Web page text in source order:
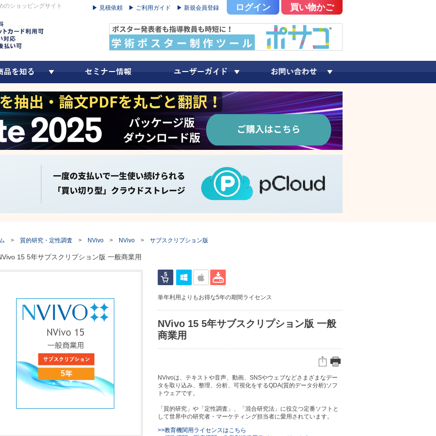
のショッピングサイト ▶ 見積依頼 ▶ ご利用ガイド ▶ 新規会員登録 ログイン 買い物かご
> 質的研究・定性調査 > NVivo > NVivo > サブスクリプション版
15 5年サブスクリプション版 一般商業用
単年利用よりもお得な5年の期間ライセンス
NVivo 15 5年サブスクリプション版 一般
商業用
NVivoは、テキストや音声、動画、SNSやウェブなどさまざまなデー
タを取り込み、整理、分析、可視化をするQDA(質的データ分析)ソフ
トウェアです。
「質的研究」や「定性調査」、「混合研究法」に役立つ定番ソフトと
して世界中の研究者・マーケティング担当者に愛用されています。
>>教育機関用ライセンスはこちら